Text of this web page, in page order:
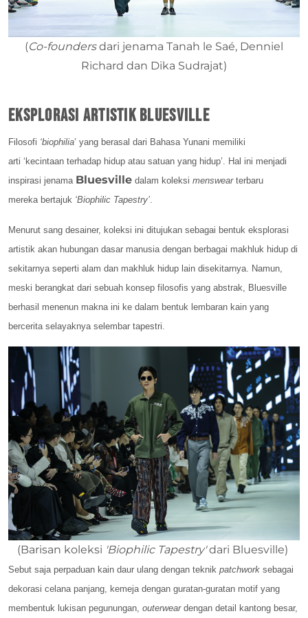
(Co-foundersdari jenama Tanah le Saé, Denniel
Richard dan Dika Sudrajat)
Eksplorasi Artistik Bluesville
Filosofi ‘biophilia’ yang berasal dari Bahasa Yunani memiliki
arti ‘kecintaan terhadap hidup atau satuan yang hidup’. Hal ini menjadi
inspirasi jenama Bluesville dalam koleksi menswear terbaru
mereka bertajuk ‘Biophilic Tapestry’
Menurut sang desainer, koleksi ini ditujukan sebagai bentuk eksplorasi
artistik akan hubungan dasar manusia dengan berbagai makhluk hidup di
sekitarnya seperti alam dan makhluk hidup lain disekitarnya. Namun,
meski berangkat dari sebuah konsep filosofis yang abstrak, Bluesville
berhasil menenun makna ini ke dalam bentuk lembaran kain yang
bercerita selayaknya selembar tapestri.
(Barisan koleksi 'Biophilic Tapestry'dari Bluesville)
Sebut saja perpaduan kain daur ulang dengan teknik patchwork sebagai
dekorasi celana panjang, kemeja dengan guratan-guratan motif yang
membentuk lukisan pegunungan, outerwear dengan detail kantong besar,